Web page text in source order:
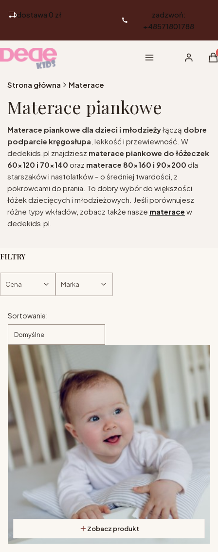
dostawa 0 zł
zadzwoń:
+48571801788
Menu Zaloguj się
Strona główna Materace
Materace piankowe
Materace piankowe dla dzieci i młodzieżyłączą dobre
podparcie kręgosłupa , lekkość i przewiewność. W
dedekids.pl znajdziesz materace piankowe do łóżeczek
60×120 i 70×140 oraz materace 80×160 i 90×200 dla
starszaków i nastolatków – o średniej twardości, z
pokrowcami do prania. To dobry wybór do większości
łóżek dziecięcych i młodzieżowych. Jeśli porównujesz
różne typy wkładów, zobacz także nasze materace w
dedekids.pl.
FILTRY
Cena Marka
Lista produktów
Sortowanie:
Domyślne
Zobacz produkt